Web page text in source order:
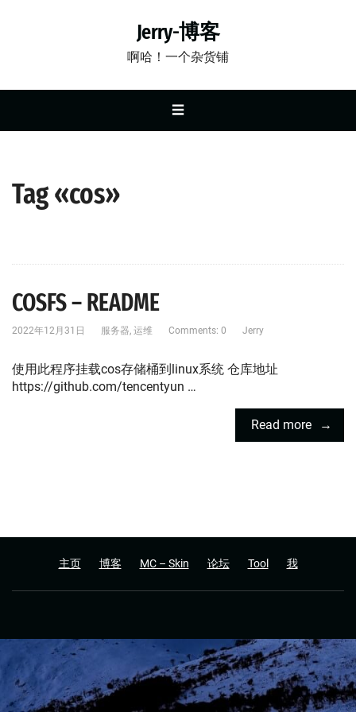
Jerry-博客
啊哈！一个杂货铺
☰
Tag «cos»
COSFS – README
2022年12月31日 服务器, 运维 Comments: 0 Jerry
使用此程序挂载cos存储桶到linux系统 仓库地址
https://github.com/tencentyun …
Read more
主页 博客 MC – Skin 论坛 Tool 我